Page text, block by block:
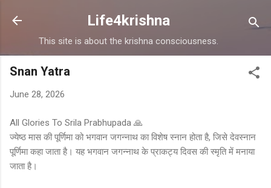
Skip to main content
Life4krishna
This site is about the krishna consciousness.
Snan Yatra
June 28, 2026
All Glories To Srila Prabhupada 🙏
ज्येष्ठ मास की पूर्णिमा को भगवान जगन्नाथ का विशेष स्नान होता है, जिसे देवस्नान
पूर्णिमा कहा जाता है। यह भगवान जगन्नाथ के प्राकट्य दिवस की स्मृति में मनाया
जाता है।